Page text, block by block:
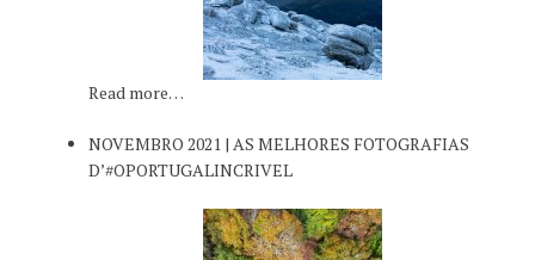
Read more…
NOVEMBRO 2021 | AS MELHORES FOTOGRAFIAS
D’#OPORTUGALINCRIVEL